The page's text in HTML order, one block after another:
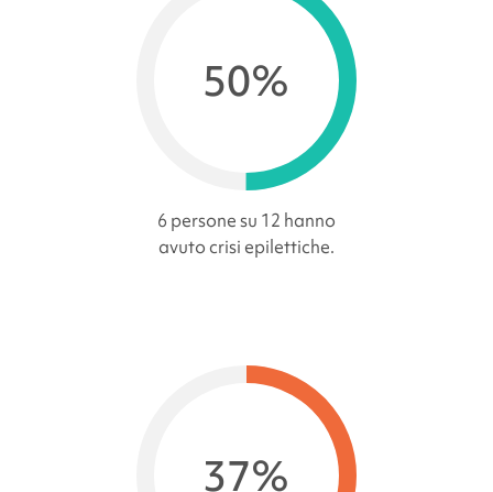
50%
6 persone su 12 hanno
avuto crisi epilettiche.
37%